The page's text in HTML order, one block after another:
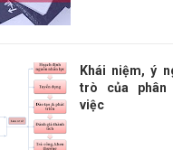
Khái niệm, ý
trò của phân
việc